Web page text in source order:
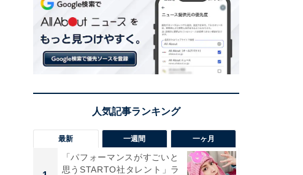
最新 一週間 一ヶ月
「パフォーマンスがすごいと
思うSTARTO社タレント」ラ